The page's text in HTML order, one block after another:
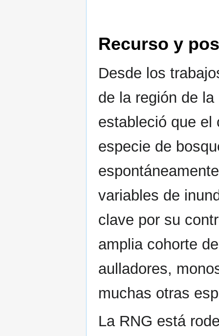
Recurso y
Desde los
de la región de
estableció que el
especie de
variables de
clave por su
amplia cohorte
aulladores,
muchas otras
La RNG está